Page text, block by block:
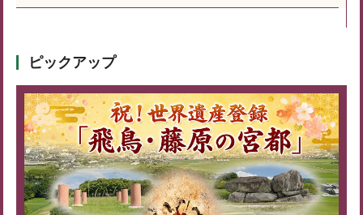
ピックアップ